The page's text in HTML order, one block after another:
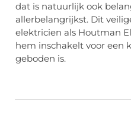
dat is natuurlijk ook
allerbelangrijkst. Dit
elektricien als Houtman
hem inschakelt voor een
geboden is.